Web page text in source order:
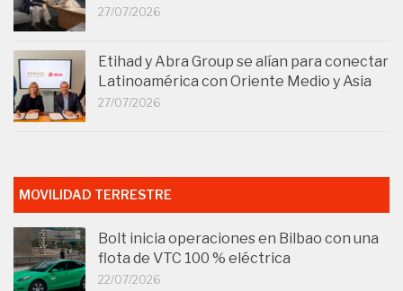
27/07/2026
Etihad y Abra Group se alían para conectar
Latinoamérica con Oriente Medio y Asia
27/07/2026
MOVILIDAD TERRESTRE
Bolt inicia operaciones en Bilbao con una
flota de VTC 100 % eléctrica
22/07/2026